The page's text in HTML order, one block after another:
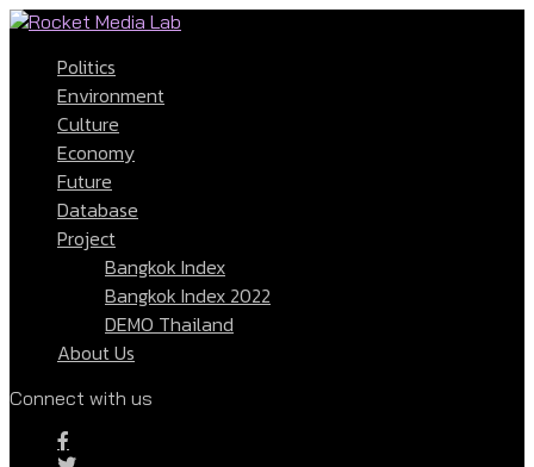
Politics
Environment
Culture
Economy
Future
Database
Project
Bangkok Index
Bangkok Index 2022
DEMO Thailand
About Us
Connect with us